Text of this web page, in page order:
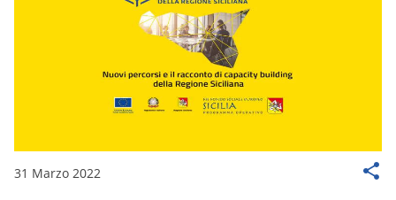
31 Marzo 2022